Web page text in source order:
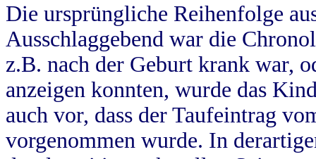
Die ursprüngliche Reihenfolge
Ausschlaggebend war die
z.B. nach der Geburt krank war,
anzeigen konnten, wurde das
auch vor, dass der Taufeintrag
vorgenommen wurde. In